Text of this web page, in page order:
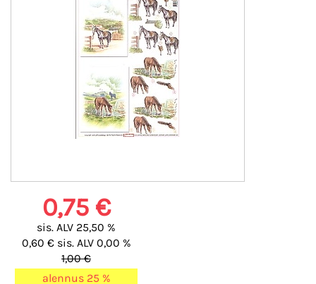
0,75 €
sis. ALV 25,50 %
0,60 € sis. ALV 0,00 %
1,00 €
alennus 25 %